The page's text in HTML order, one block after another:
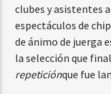
clubes y asistentes
espectáculos de
de ánimo de juerga
la selección que
repeticiónque fue